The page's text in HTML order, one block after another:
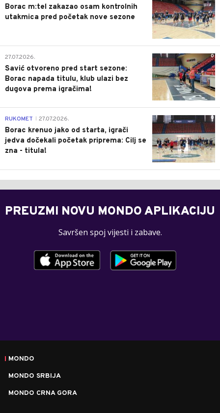
Borac m:tel zakazao osam kontrolnih
utakmica pred početak nove sezone
0
27.07.2026.
Savić otvoreno pred start sezone:
Borac napada titulu, klub ulazi bez
dugova prema igračima!
0
RUKOMET 27.07.2026.
Borac krenuo jako od starta, igrači
jedva dočekali početak priprema: Cilj se
zna - titula!
PREUZMI NOVU MONDO APLIKACIJU
Savršen spoj vijesti i zabave.
MONDO
MONDO SRBIJA
MONDO CRNA GORA